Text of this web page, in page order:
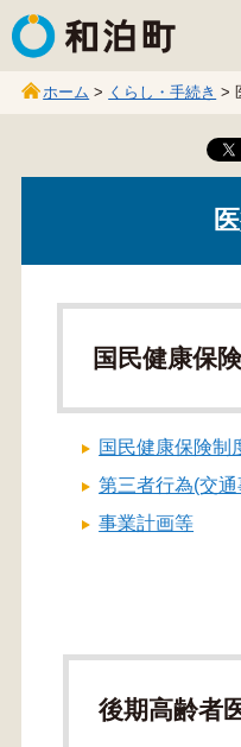
和泊町
ホーム > くらし・手続き >
国民健康保
国民健康保険制
第三者行為(交
事業計画等
後期高齢者